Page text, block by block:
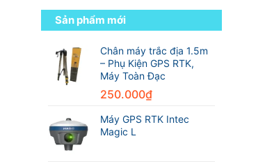
tốt
nhất
thế
trong
ngành
Survey
Technology
Partner
Award
2026
Leica
Geosystems
luận
ở
sánh
CHCNAV
Máy
GPS
Sản phẩm mới
Chân máy trắc địa 1.5m
– Phụ Kiện GPS RTK,
Máy Toàn Đạc
250.000₫
Máy GPS RTK Intec
Magic L